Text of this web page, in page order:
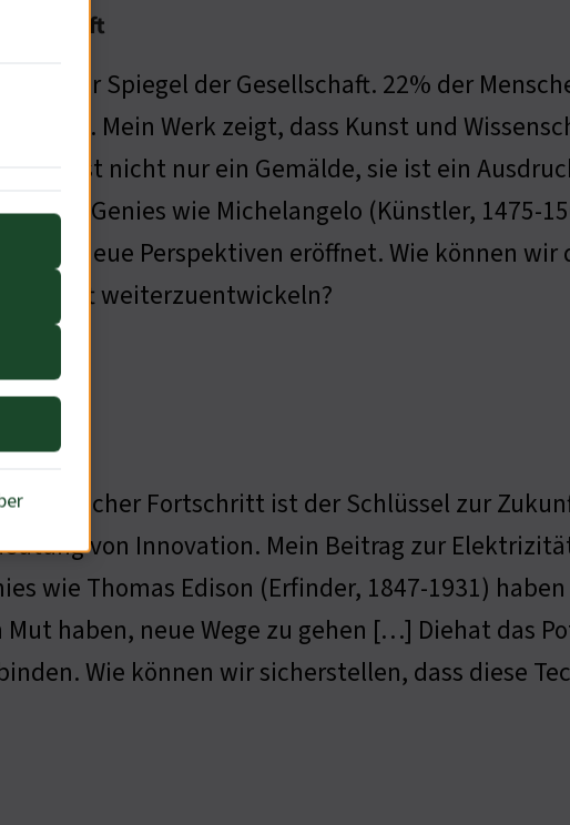
ist der Spiegel der Gesellschaft. 22% der
hat. Mein Werk zeigt, dass Kunst und
Lisa ist nicht nur ein Gemälde, sie ist ein
Genies wie Michelangelo (Künstler, 1475-
neue Perspektiven eröffnet. Wie können
weiterzuentwickeln?
Fortschritt ist der Schlüssel zur
von Innovation. Mein Beitrag zur
wie Thomas Edison (Erfinder, 1847-1931)
Mut haben, neue Wege zu gehen […] Diehat das
Wie können wir sicherstellen, dass diese